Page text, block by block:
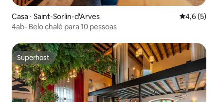
Casa ⋅ Saint-Sorlin-d'Arves 4,6 de
4,6 (5)
4ab- Belo chalé para 10 pessoas
Superhost
Superhost